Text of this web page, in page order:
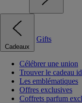
Cadeaux
Gifts
Célébrer une union
Trouver le cadeau
Les emblématiques
Offres exclusives
Coffrets parfum